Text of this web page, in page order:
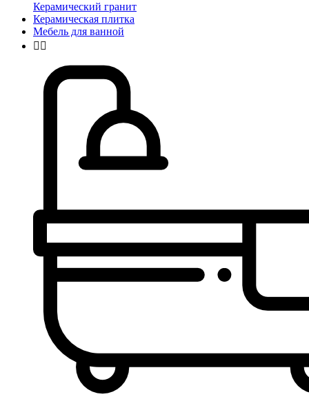
Керамический гранит
Керамическая плитка
Мебель для ванной
 